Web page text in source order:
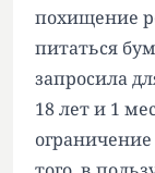
похищение
питаться
запросила
18 лет и 1